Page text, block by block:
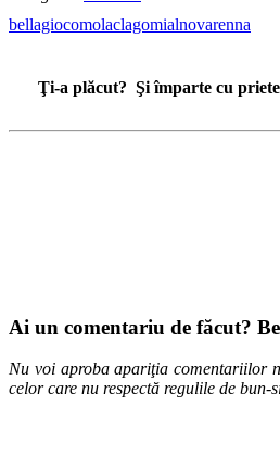
bellagiocomolaclagomialnovarenna
Ţi-a plăcut? Şi împarte cu
Ai un comentariu de făcut?
Nu voi aproba apariţia comentariilor
celor care nu respectă regulile de